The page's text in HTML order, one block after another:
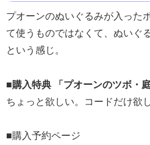
プオーンのぬいぐるみが入った
て使うものではなくて、ぬいぐ
という感じ。
■購入特典 「プオーンのツボ・
ちょっと欲しい。コードだけ欲し
■購入予約ページ